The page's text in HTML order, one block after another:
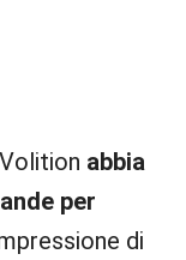
abbia
per
di